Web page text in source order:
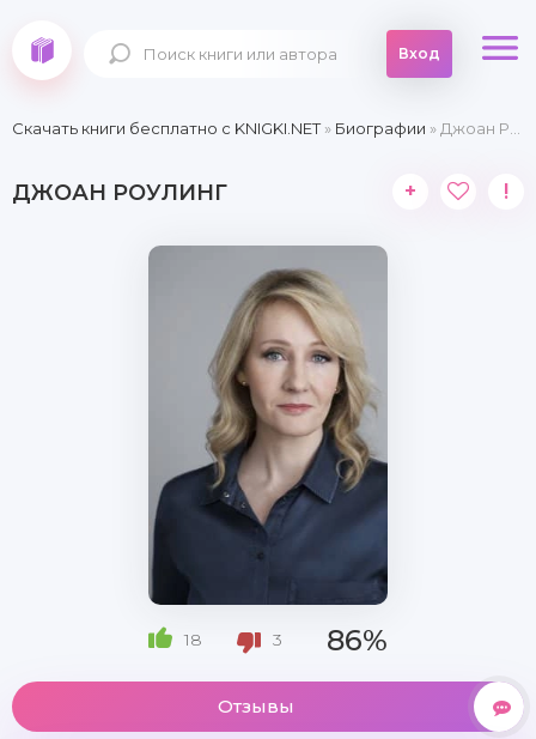
Вход
Скачать книги бесплатно c KNIGKI.NET» Биографии » Джоан Роулинг
ДЖОАН РОУЛИНГ + !
18 3 86%
Отзывы